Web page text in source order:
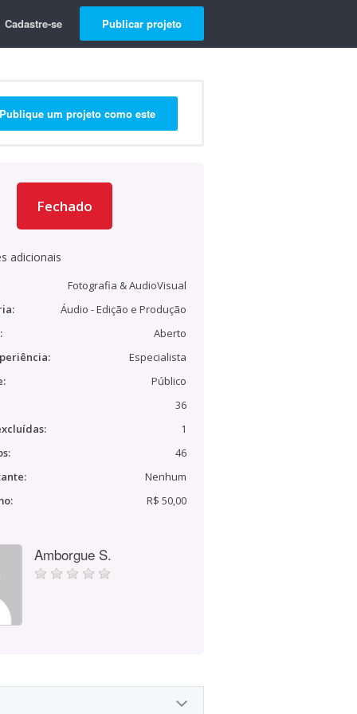
Cadastre-se Publicar projeto
Publique um projeto como este
Fechado
adicionais
Fotografia & AudioVisual
Áudio - Edição e Produção
Aberto
Especialista
Público
36
1
46
Nenhum
R$ 50,00
Amborgue S.